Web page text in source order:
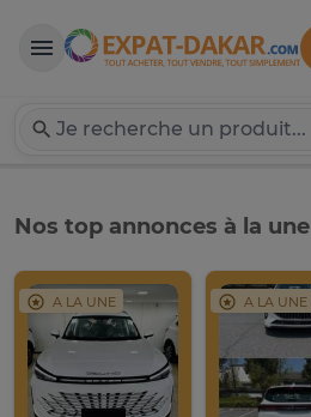
Expat-Dakar
Nos top annonces à la une
A LA UNE A LA UNE